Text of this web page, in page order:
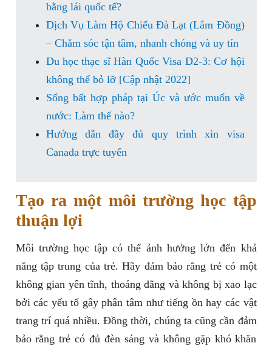
bằng lái quốc tế?
Dịch Vụ Làm Hộ Chiếu Đà Lạt (Lâm Đồng)
– Chăm sóc tận tâm, nhanh chóng và uy tín
Du học thạc sĩ Hàn Quốc Visa D2-3: Cơ hội
không thể bỏ lỡ [Cập nhật 2022]
Sống bất hợp pháp tại Úc và ước muốn về
nước: Làm thế nào?
Hướng dẫn đầy đủ quy trình xin visa
Canada trực tuyến
Tạo ra một môi trường học tập
thuận lợi
Môi trường học tập có thể ảnh hưởng lớn đến khả
năng tập trung của trẻ. Hãy đảm bảo rằng trẻ có một
không gian yên tĩnh, thoáng đãng và không bị xao lạc
bởi các yếu tố gây phân tâm như tiếng ồn hay các vật
trang trí quá nhiều. Đồng thời, chúng ta cũng cần đảm
bảo rằng trẻ có đủ đèn sáng và không gặp khó khăn